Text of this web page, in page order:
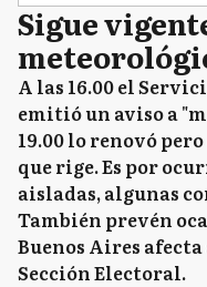
Sigue
A las 16.00 el
emitió un aviso a
19.00 lo renovó
que rige. Es por
aisladas, algunas
También prevén
Buenos Aires
Sección Electoral.